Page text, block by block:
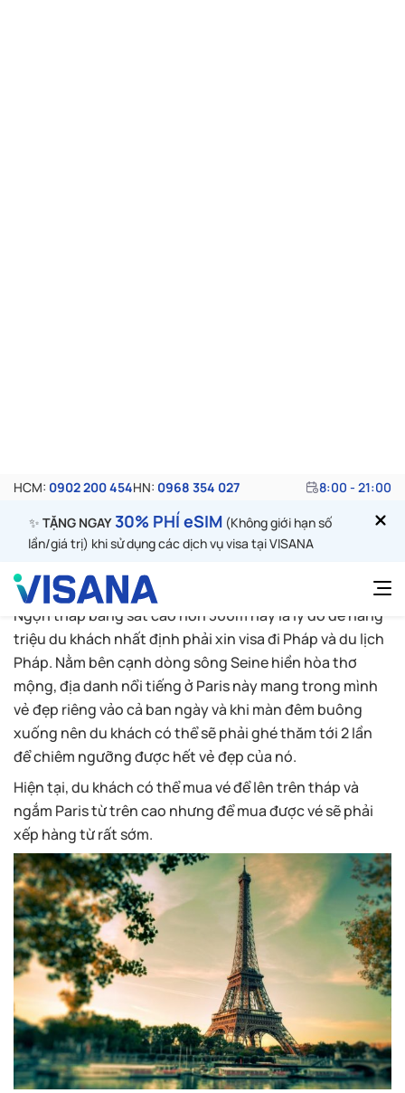
ngoạn các công trình kiến trúc, tượng đài hoành tráng,
thương mại sầm uất hàng đầu thế giới.
Tháp Eiffel – điểm đến ưa thích hàng
đầu của khách du lịch Paris
Ngọn tháp bằng sắt cao hơn 300m này là lý do để hàng
triệu du khách nhất định phải xin visa đi Pháp và du lịch
Pháp. Nằm bên cạnh dòng sông Seine hiền hòa thơ
mộng, địa danh nổi tiếng ở Paris này mang trong mình
vẻ đẹp riêng vảo cả ban ngày và khi màn đêm buông
xuống nên du khách có thể sẽ phải ghé thăm tới 2 lần
để chiêm ngưỡng được hết vẻ đẹp của nó.
Hiện tại, du khách có thể mua vé để lên trên tháp và
ngắm Paris từ trên cao nhưng để mua được vé sẽ phải
xếp hàng từ rất sớm.